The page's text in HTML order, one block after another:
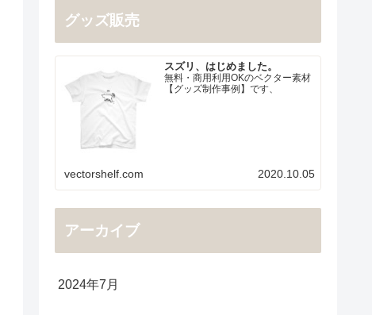
グッズ販売
スズリ、はじめました。
無料・商用利用OKのベクター素材
【グッズ制作事例】です、
vectorshelf.com 2020.10.05
アーカイブ
2024年7月